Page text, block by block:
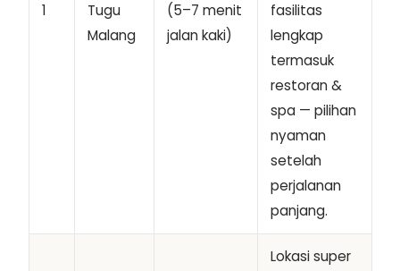
1
Tugu
Malang
(5–7 menit
jalan kaki)
fasilitas
lengkap
termasuk
restoran &
spa — pilihan
nyaman
setelah
perjalanan
panjang.
Lokasi super